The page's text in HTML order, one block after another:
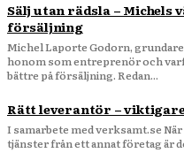
Sälj utan rädsla –
försäljning
Michel Laporte Godorn,
honom som entreprenör och
bättre på försäljning. Redan...
Rätt leverantör –
I samarbete med verksamt.se När ditt företag behöver köpa in varor och
tjänster från ett annat företag är